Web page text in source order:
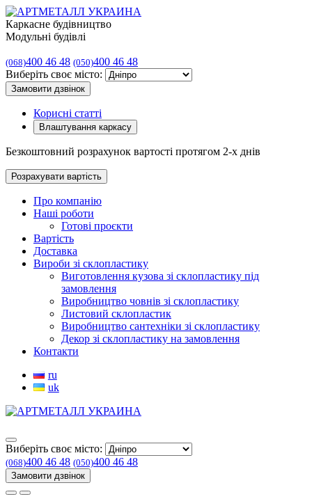
Каркасне будівництво
Модульні будівлі
(068)400 46 48 (050)400 46 48
Виберіть своє місто:
Замовити дзвінок
Корисні статті
Влаштування каркасу
Безкоштовний розрахунок вартості протягом 2-х днів
Розрахувати вартість
Про компанію
Наші роботи
Готові проєкти
Вартість
Доставка
Вироби зі склопластику
Виготовлення кузова зі склопластику під
замовлення
Виробництво човнів зі склопластику
Листовий склопластик
Виробництво сантехніки зі склопластику
Декор зі склопластику на замовлення
Контакти
ru
uk
Виберіть своє місто:
(068)400 46 48 (050)400 46 48
Замовити дзвінок